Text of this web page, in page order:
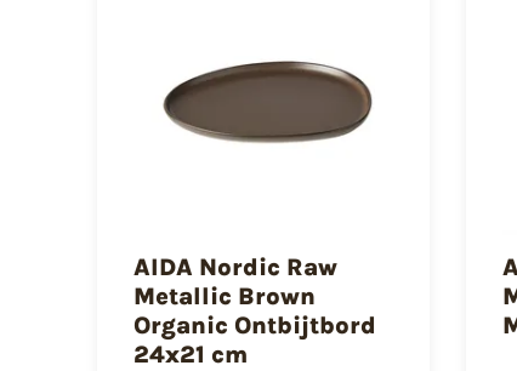
AIDA Nordic Raw
Metallic Brown
Organic Ontbijtbord
24x21 cm